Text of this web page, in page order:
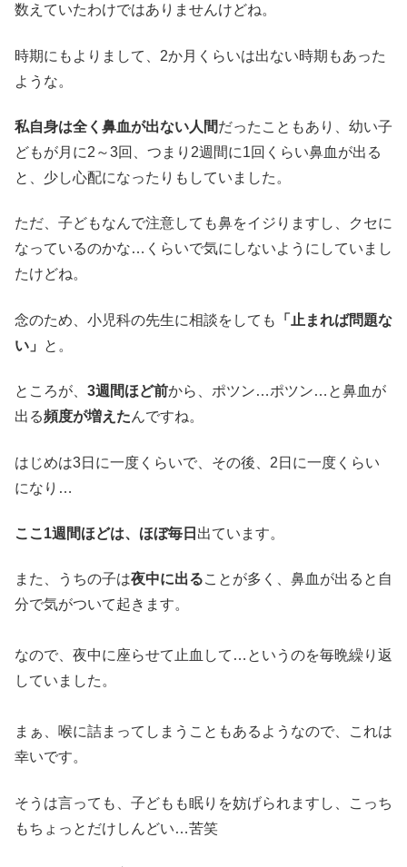
数えていたわけではありませんけどね。
時期にもよりまして、2か月くらいは出ない時期もあった
ような。
私自身は全く鼻血が出ない人間だったこともあり、幼い子
どもが月に2～3回、つまり2週間に1回くらい鼻血が出る
と、少し心配になったりもしていました。
ただ、子どもなんで注意しても鼻をイジりますし、クセに
なっているのかな…くらいで気にしないようにしていまし
たけどね。
念のため、小児科の先生に相談をしても
「止まれば問題な
い」
と。
ところが、 3週間ほど前から、ポツン…ポツン…と鼻血が
出る頻度が増えたんですね。
はじめは3日に一度くらいで、その後、2日に一度くらい
になり…
ここ1週間ほどは、ほぼ毎日 出ています。
また、うちの子は夜中に出ることが多く、鼻血が出ると自
分で気がついて起きます。
なので、夜中に座らせて止血して…というのを毎晩繰り返
していました。
まぁ、喉に詰まってしまうこともあるようなので、これは
幸いです。
そうは言っても、子どもも眠りを妨げられますし、こっち
もちょっとだけしんどい…苦笑